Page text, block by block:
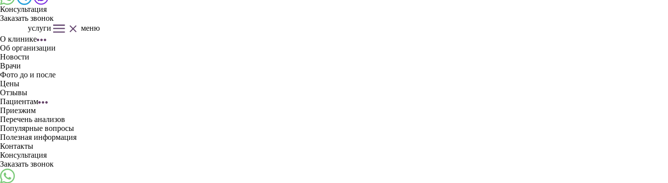
Консультация
Заказать звонок
услуги
меню
О клинике
Об организации
Новости
Врачи
Фото до и после
Цены
Отзывы
Пациентам
Приезжим
Перечень анализов
Популярные вопросы
Полезная информация
Контакты
Консультация
Заказать звонок